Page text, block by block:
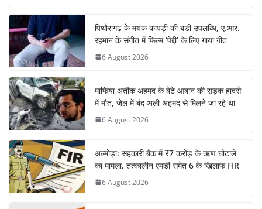
पिथौरागढ़ के मयंक कापड़ी की बड़ी उपलब्धि, ए.आर.
रहमान के संगीत में फिल्म ‘पेद्दी’ के लिए गाया गीत
6 August 2026
माफिया अतीक अहमद के बेटे आबान की सड़क हादसे
में मौत, जेल में बंद अली अहमद से मिलने जा रहे था
6 August 2026
अल्मोड़ा: सहकारी बैंक में ₹7 करोड़ के ऋण घोटाले
का मामला, तत्कालीन एमडी समेत 6 के खिलाफ FIR
6 August 2026